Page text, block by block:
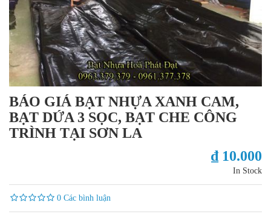
BÁO GIÁ BẠT NHỰA XANH CAM,
BẠT DỨA 3 SỌC, BẠT CHE CÔNG
TRÌNH TẠI SƠN LA
₫ 10.000
In Stock
0 Các bình luận